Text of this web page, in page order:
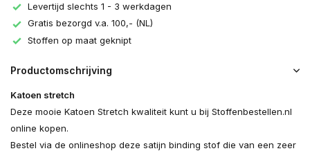
Levertijd slechts 1 - 3 werkdagen
Gratis bezorgd v.a. 100,- (NL)
Stoffen op maat geknipt
Productomschrijving
Katoen stretch
Deze mooie Katoen Stretch kwaliteit kunt u bij Stoffenbestellen.nl
online kopen.
Bestel via de onlineshop deze satijn binding stof die van een zeer